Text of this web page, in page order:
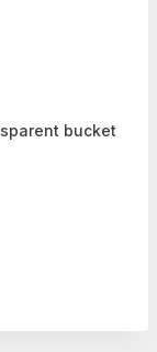
bucket